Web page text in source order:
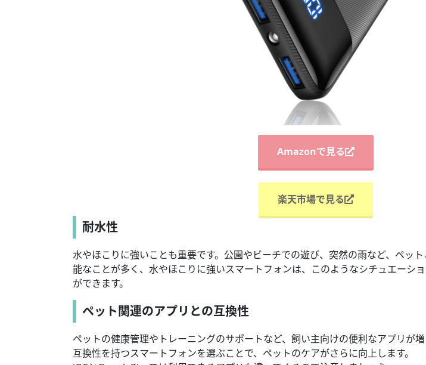
Amazonで見る
楽天市場で見る
耐水性
水やほこりに強いことも重要です。公園やビーチでの遊び、突然の雨など、ペッ
能なことが多く、水やほこりに強いスマートフォンは、このようなシチュエーシ
ができます。
ペット関連のアプリとの互換性
ペットの健康管理やトレーニングのサポートなど、飼い主向けの便利なアプリが
互換性を持つスマートフォンを選ぶことで、ペットのケアがさらに向上します。